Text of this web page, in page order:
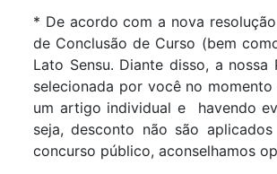
* De acordo com a nova
de Conclusão de Curso (bem
Lato Sensu. Diante disso, a
selecionada por você no
um artigo individual e havendo
seja, desconto não são
concurso público, aconselhamos